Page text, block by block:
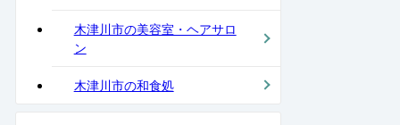
木津川市の美容室・ヘアサロ
ン
木津川市の和食処